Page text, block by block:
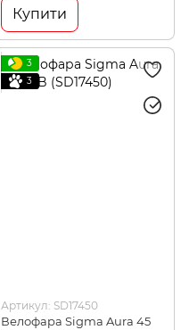
Купити
3
3
Артикул: SD17450
Велофара Sigma Aura 45